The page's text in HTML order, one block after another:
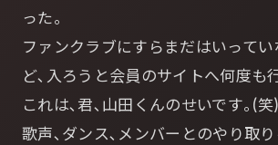
った｡
ファンクラブにすらまだはいって
ど､入ろうと会員のサイトへ何度も
これは､君､山田くんのせいです｡(笑)
歌声､ダンス､メンバーとのやり取